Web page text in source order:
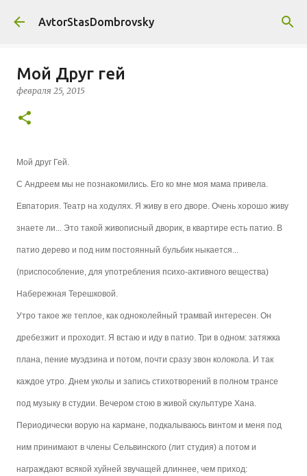
К основному контенту
AvtorStasDombrovsky
Мой Друг гей
февраля 25, 2015
Мой друг Гей.
С Андреем мы не познакомились. Его ко мне моя мама привела.
Евпатория. Театр на ходулях. Я живу в его дворе. Очень хорошо живу
знаете ли... Это такой живописный дворик, в квартире есть патио. В
патио дерево и под ним постоянный бульбик ныкается...
(приспособление, для употребления психо-активного вещества)
Набережная Терешковой.
Утро такое же теплое, как одноколейный трамвай интересен. Он
дребезжит и проходит. Я встаю и иду в патио. Три в одном: затяжка
плана, пение муэдзина и потом, почти сразу звон колокола. И так
каждое утро. Днем уколы и запись стихотворений в полном трансе
под музыку в студии. Вечером стою в живой скульптуре Хана.
Периодически ворую на кармане, подкалываюсь винтом и меня под
ним принимают в члены Сельвинского (лит студия) а потом и
награждают всякой хуйней звучащей длиннее, чем приход: